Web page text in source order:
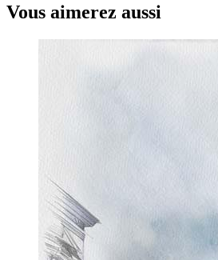
Vous aimerez aussi